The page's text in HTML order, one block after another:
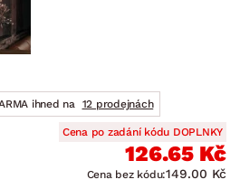
ihned na
12 prodejnách
Cena po zadání kódu DOPLNKY
126.65 Kč
Cena bez kódu:149.00 Kč